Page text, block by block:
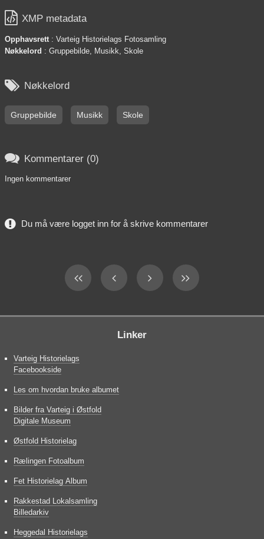
 XMP metadata
Opphavsrett: Varteig Historielags Fotosamling
Nøkkelord : Gruppebilde, Musikk, Skole
 Nøkkelord
Gruppebilde Musikk Skole
 Kommentarer (0)
Ingen kommentarer
Du må være logget inn for å skrive kommentarer
Linker
Varteig Historielags
Facebookside
Les om hvordan bruke albumet
Bilder fra Varteig i Østfold
Digitale Museum
Østfold Historielag
Rælingen Fotoalbum
Fet Historielag Album
Rakkestad Lokalsamling
Billedarkiv
Heggedal Historielags